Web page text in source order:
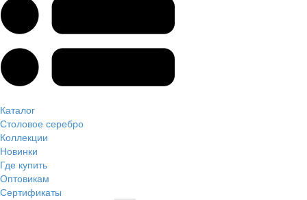
Каталог
Столовое серебро
Коллекции
Новинки
Где купить
Оптовикам
Сертификаты